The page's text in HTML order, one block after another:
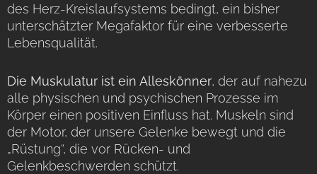
des Herz-Kreislaufsystems bedingt, ein bisher
unterschätzter Megafaktor für eine verbesserte
Lebensqualität.
Die Muskulatur ist ein Alleskönner, der auf nahezu
alle physischen und psychischen Prozesse im
Körper einen positiven Einfluss hat. Muskeln sind
der Motor, der unsere Gelenke bewegt und die
„Rüstung“, die vor Rücken- und
Gelenkbeschwerden schützt.